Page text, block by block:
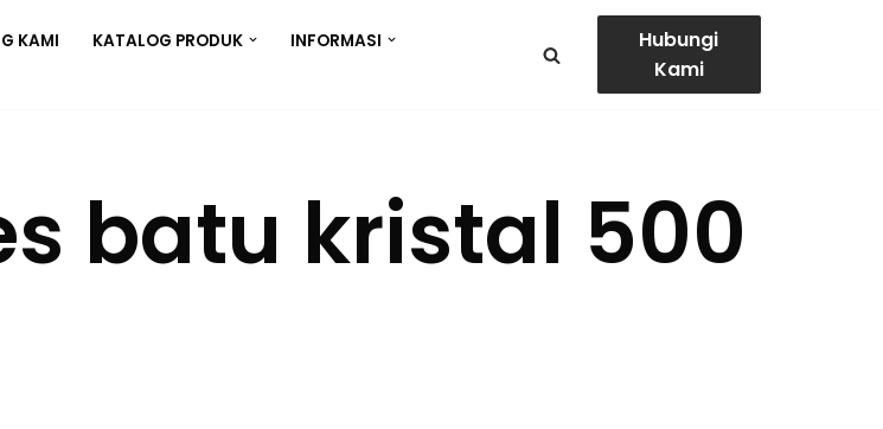
KAMI KATALOG PRODUK
INFORMASI
Hubungi
Kami
batu kristal 500